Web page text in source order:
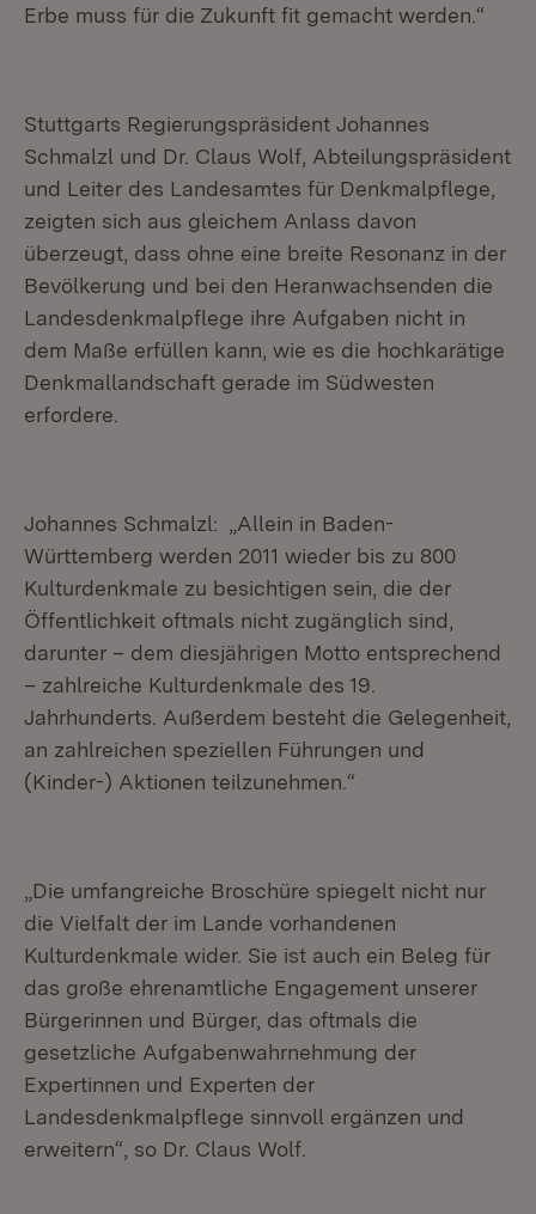
Erbe muss für die Zukunft fit gemacht werden.“
Stuttgarts Regierungspräsident Johannes
Schmalzl und Dr. Claus Wolf, Abteilungspräsident
und Leiter des Landesamtes für Denkmalpflege,
zeigten sich aus gleichem Anlass davon
überzeugt, dass ohne eine breite Resonanz in der
Bevölkerung und bei den Heranwachsenden die
Landesdenkmalpflege ihre Aufgaben nicht in
dem Maße erfüllen kann, wie es die hochkarätige
Denkmallandschaft gerade im Südwesten
erfordere.
Johannes Schmalzl: „Allein in Baden-
Württemberg werden 2011 wieder bis zu 800
Kulturdenkmale zu besichtigen sein, die der
Öffentlichkeit oftmals nicht zugänglich sind,
darunter – dem diesjährigen Motto entsprechend
– zahlreiche Kulturdenkmale des 19.
Jahrhunderts. Außerdem besteht die Gelegenheit,
an zahlreichen speziellen Führungen und
(Kinder-) Aktionen teilzunehmen.“
„Die umfangreiche Broschüre spiegelt nicht nur
die Vielfalt der im Lande vorhandenen
Kulturdenkmale wider. Sie ist auch ein Beleg für
das große ehrenamtliche Engagement unserer
Bürgerinnen und Bürger, das oftmals die
gesetzliche Aufgabenwahrnehmung der
Expertinnen und Experten der
Landesdenkmalpflege sinnvoll ergänzen und
erweitern“, so Dr. Claus Wolf.